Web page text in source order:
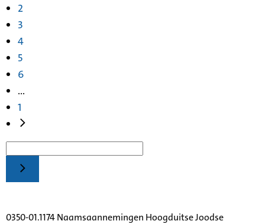
2
3
4
5
6
...
1
0350-01.1174 Naamsaannemingen Hoogduitse Joodse